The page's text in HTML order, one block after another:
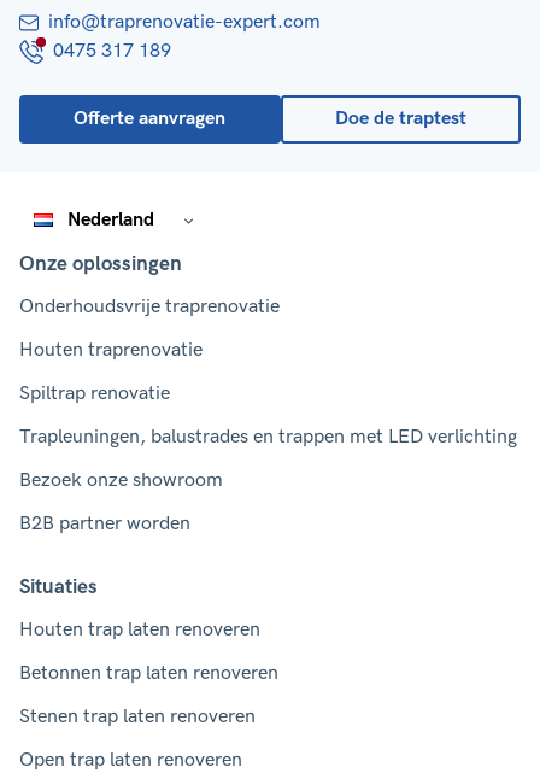
info@traprenovatie-expert.com
0475 317 189
Offerte aanvragen Doe de traptest
Nederland
Onze oplossingen
Onderhoudsvrije traprenovatie
Houten traprenovatie
Spiltrap renovatie
Trapleuningen, balustrades en trappen met LED verlichting
Bezoek onze showroom
B2B partner worden
Situaties
Houten trap laten renoveren
Betonnen trap laten renoveren
Stenen trap laten renoveren
Open trap laten renoveren